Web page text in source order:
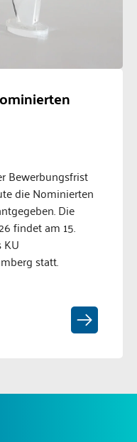
Bewerbungsfrist
die Nominierten
Die
findet am 15.
statt.